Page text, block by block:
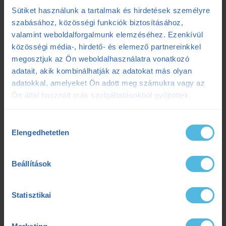
Sütiket használunk a tartalmak és hirdetések személyre
szabásához, közösségi funkciók biztosításához,
valamint weboldalforgalmunk elemzéséhez. Ezenkívül
közösségi média-, hirdető- és elemező partnereinkkel
megosztjuk az Ön weboldalhasználatra vonatkozó
adatait, akik kombinálhatják az adatokat más olyan
adatokkal, amelyeket Ön adott meg számukra vagy az
Ön által használt más szolgáltatásokból gyűjtöttek.
kiválasztása
Elengedhetetlen
Beállítások
Statisztikai
futóedzés futótechnika gazdaságosság
gyógytorna intervall kerékpár laktát
laktátmérés MLSS nutrium Prémium
Prémium edzéstervezés pulzus pályateszt
Szilágyi Tibi
teljesítménydiagnosztika